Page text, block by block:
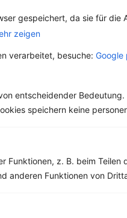
gespeichert, da sie für die
zeigen
verarbeitet, besuche: Google
entscheidender Bedeutung.
speichern keine
z. B. beim Teilen
anderen Funktionen von
lebenswichtiger Stoff
und aus unserer Küche
denken. Der...
Porridge mit Himbeeren und Banane